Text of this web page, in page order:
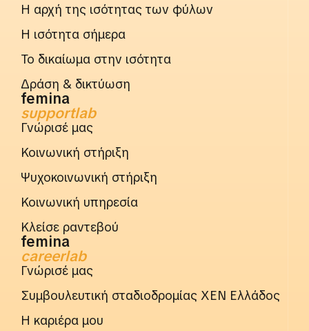
Η αρχή της ισότητας των φύλων
Η ισότητα σήμερα
Το δικαίωμα στην ισότητα
Δράση & δικτύωση
femina
supportlab
Γνώρισέ μας
Κοινωνική στήριξη
Ψυχοκοινωνική στήριξη
Κοινωνική υπηρεσία
Κλείσε ραντεβού
femina
careerlab
Γνώρισέ μας
Συμβουλευτική σταδιοδρομίας ΧΕΝ Ελλάδος
Η καριέρα μου